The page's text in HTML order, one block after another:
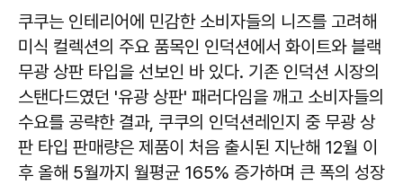
쿠쿠는 인테리어에 민감한 소비자들의 니즈를 고려해
미식 컬렉션의 주요 품목인 인덕션에서 화이트와 블랙
무광 상판 타입을 선보인 바 있다. 기존 인덕션 시장의
스탠다드였던 '유광 상판' 패러다임을 깨고 소비자들의
수요를 공략한 결과, 쿠쿠의 인덕션레인지 중 무광 상
판 타입 판매량은 제품이 처음 출시된 지난해 12월 이
후 올해 5월까지 월평균 165% 증가하며 큰 폭의 성장